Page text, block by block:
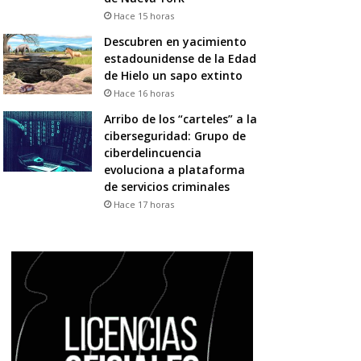
Hace 15 horas
Descubren en yacimiento
estadounidense de la Edad
de Hielo un sapo extinto
Hace 16 horas
Arribo de los “carteles” a la
ciberseguridad: Grupo de
ciberdelincuencia
evoluciona a plataforma
de servicios criminales
Hace 17 horas